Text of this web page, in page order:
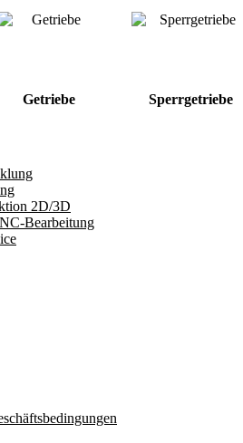
Getriebe
Sperrgetriebe
2D/3D
Bearbeitung